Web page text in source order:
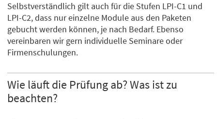
Selbstverständlich gilt auch für die Stufen LPI-C1 und
LPI-C2, dass nur einzelne Module aus den Paketen
gebucht werden können, je nach Bedarf. Ebenso
vereinbaren wir gern individuelle Seminare oder
Firmenschulungen.
Wie läuft die Prüfung ab? Was ist zu
beachten?